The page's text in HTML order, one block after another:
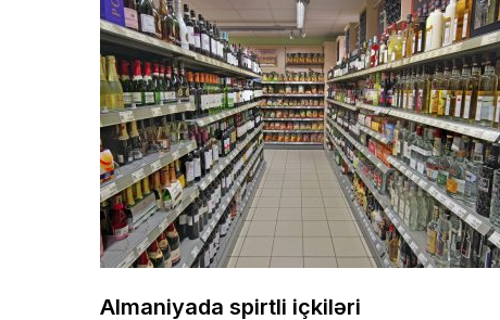
Almaniyada spirtli içkiləri